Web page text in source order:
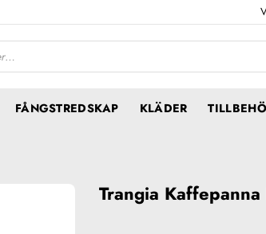
FÅNGSTREDSKAP KLÄDER
Trangia